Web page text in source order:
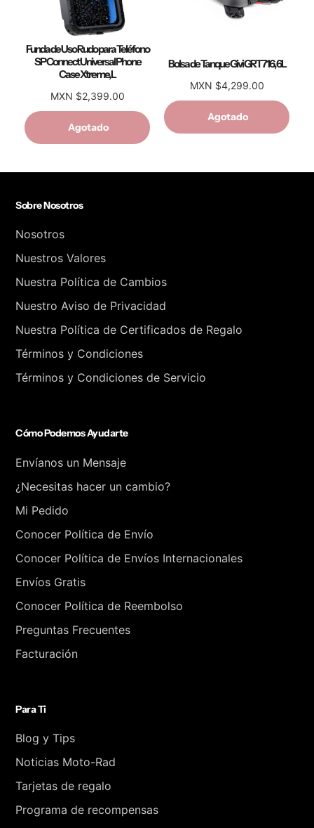
Funda de Uso Rudo para Teléfono
SP Connect Universal Phone
Case Xtreme, L
MXN $2,399.00
Agotado
Bolsa de Tanque Givi GRT716, 6L
MXN $4,299.00
Agotado
Sobre Nosotros
Nosotros
Nuestros Valores
Nuestra Política de Cambios
Nuestro Aviso de Privacidad
Nuestra Política de Certificados de Regalo
Términos y Condiciones
Términos y Condiciones de Servicio
Cómo Podemos Ayudarte
Envíanos un Mensaje
¿Necesitas hacer un cambio?
Mi Pedido
Conocer Política de Envío
Conocer Política de Envíos Internacionales
Envíos Gratis
Conocer Política de Reembolso
Preguntas Frecuentes
Facturación
Para Ti
Blog y Tips
Noticias Moto-Rad
Tarjetas de regalo
Programa de recompensas